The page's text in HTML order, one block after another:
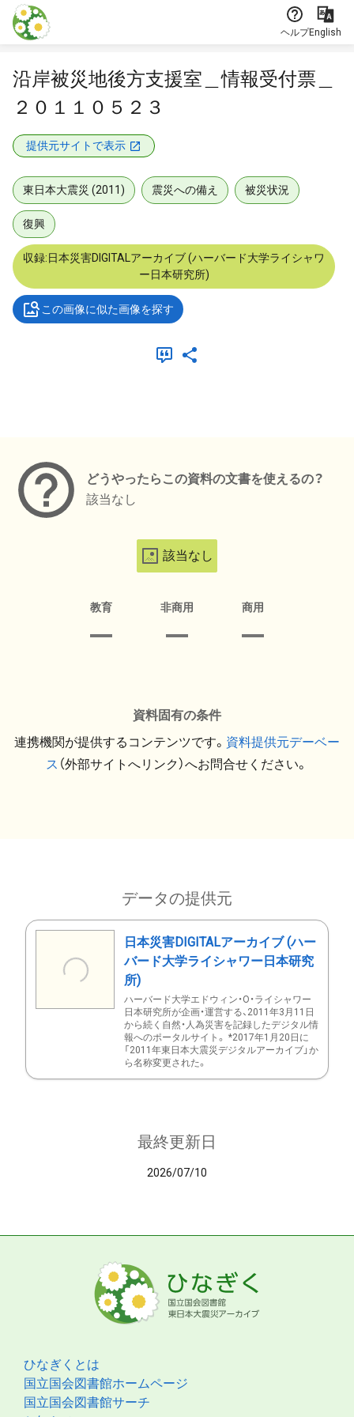
本文に飛ぶ
ヘルプEnglish
沿岸被災地後方支援室＿情報受付票＿
２０１１０５２３
提供元サイトで表示
東日本大震災 (2011) 震災への備え 被災状況
復興
収録:日本災害DIGITALアーカイブ (ハーバード大学ライシャワ
ー日本研究所)
この画像に似た画像を探す
どうやったらこの資料の文書を使えるの？
該当なし
該当なし
教育 非商用 商用
資料固有の条件
連携機関が提供するコンテンツです。 資料提供元デーベー
ス （外部サイトへリンク）へお問合せください。
データの提供元
日本災害DIGITALアーカイブ (ハー
バード大学ライシャワー日本研究
所)
ハーバード大学エドウィン・O・ライシャワー
日本研究所が企画・運営する、2011年3月11日
から続く自然・人為災害を記録したデジタル情
報へのポータルサイト。 *2017年1月20日に
「2011年東日本大震災デジタルアーカイブ」か
ら名称変更された。
最終更新日
2026/07/10
ひなぎくとは
国立国会図書館ホームページ
国立国会図書館サーチ